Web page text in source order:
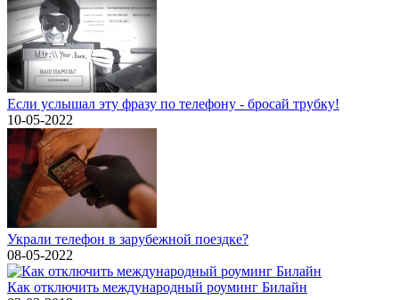
Если услышал эту фразу по телефону - бросай трубку!
10-05-2022
Украли телефон в зарубежной поездке?
08-05-2022
Как отключить международный роуминг Билайн